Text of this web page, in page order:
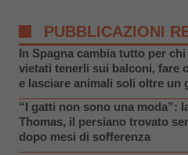
PUBBLICAZIONI
In Spagna cambia tutto per
vietati tenerli sui balconi, fare
e lasciare animali soli oltre un
“I gatti non sono una moda”:
Thomas, il persiano trovato
dopo mesi di sofferenza